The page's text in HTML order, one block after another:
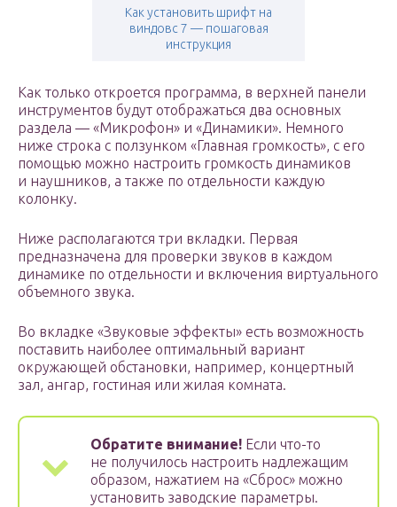
Как установить шрифт на
виндовс 7 — пошаговая
инструкция
Как только откроется программа, в верхней панели
инструментов будут отображаться два основных
раздела — «Микрофон» и «Динамики». Немного
ниже строка с ползунком «Главная громкость», с его
помощью можно настроить громкость динамиков
и наушников, а также по отдельности каждую
колонку.
Ниже располагаются три вкладки. Первая
предназначена для проверки звуков в каждом
динамике по отдельности и включения виртуального
объемного звука.
Во вкладке «Звуковые эффекты» есть возможность
поставить наиболее оптимальный вариант
окружающей обстановки, например, концертный
зал, ангар, гостиная или жилая комната.
Обратите внимание! Если что-то
не получилось настроить надлежащим
образом, нажатием на «Сброс» можно
установить заводские параметры.